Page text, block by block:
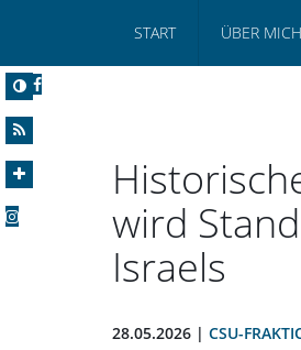
START ÜBER MICH
wird
Israels
28.05.2026 | CSU-